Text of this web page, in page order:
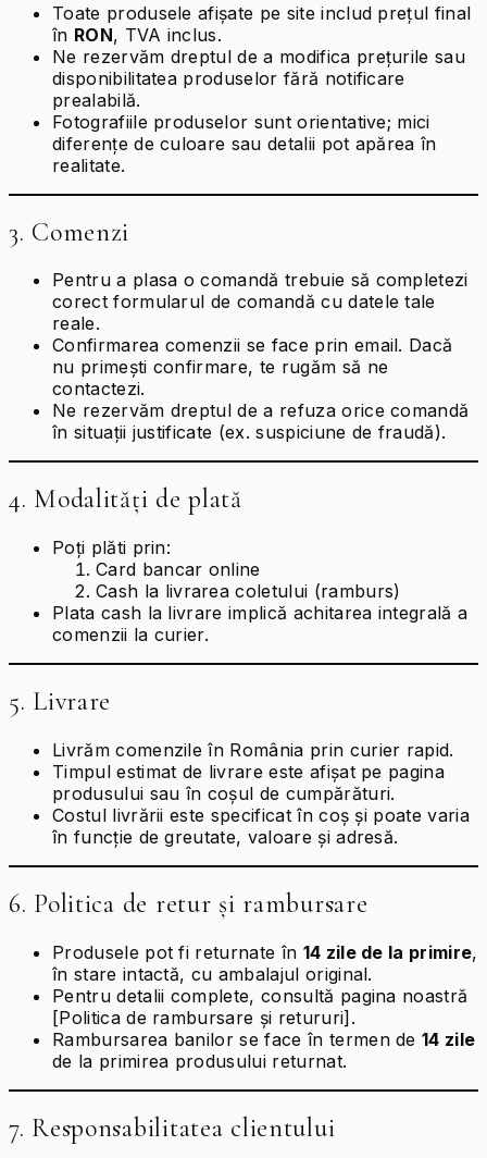
Toate produsele afișate pe site includ prețul final
în RON, TVA inclus.
Ne rezervăm dreptul de a modifica prețurile sau
disponibilitatea produselor fără notificare
prealabilă.
Fotografiile produselor sunt orientative; mici
diferențe de culoare sau detalii pot apărea în
realitate.
3. Comenzi
Pentru a plasa o comandă trebuie să completezi
corect formularul de comandă cu datele tale
reale.
Confirmarea comenzii se face prin email. Dacă
nu primești confirmare, te rugăm să ne
contactezi.
Ne rezervăm dreptul de a refuza orice comandă
în situații justificate (ex. suspiciune de fraudă).
4. Modalități de plată
Poți plăti prin:
Card bancar online
Cash la livrarea coletului (ramburs)
Plata cash la livrare implică achitarea integrală a
comenzii la curier.
5. Livrare
Livrăm comenzile în România prin curier rapid.
Timpul estimat de livrare este afișat pe pagina
produsului sau în coșul de cumpărături.
Costul livrării este specificat în coș și poate varia
în funcție de greutate, valoare și adresă.
6. Politica de retur și rambursare
Produsele pot fi returnate în 14 zile de la primire,
în stare intactă, cu ambalajul original.
Pentru detalii complete, consultă pagina noastră
[Politica de rambursare și retururi].
Rambursarea banilor se face în termen de14 zile
de la primirea produsului returnat.
7. Responsabilitatea clientului